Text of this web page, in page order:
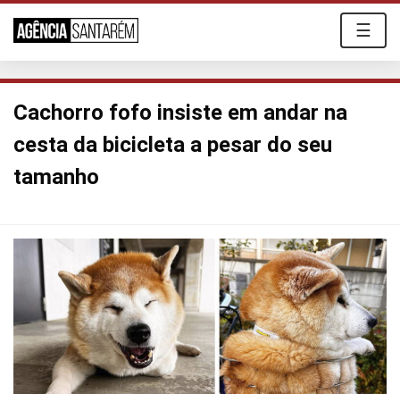
☰
Cachorro fofo insiste em andar na
cesta da bicicleta a pesar do seu
tamanho